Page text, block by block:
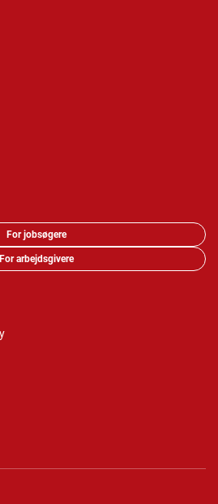
For jobsøgere
For arbejdsgivere